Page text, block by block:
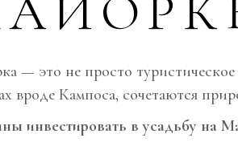
— это не просто
вроде Кампоса, сочетаются
инвестировать в усадьбу на